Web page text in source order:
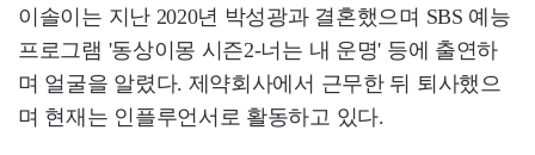
이솔이는 지난 2020년 박성광과 결혼했으며 SBS 예능
프로그램 '동상이몽 시즌2-너는 내 운명' 등에 출연하
며 얼굴을 알렸다. 제약회사에서 근무한 뒤 퇴사했으
며 현재는 인플루언서로 활동하고 있다.